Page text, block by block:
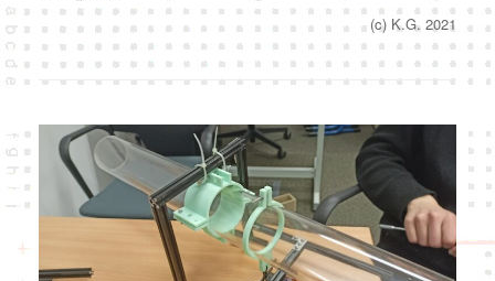
(c) K.G. 2021